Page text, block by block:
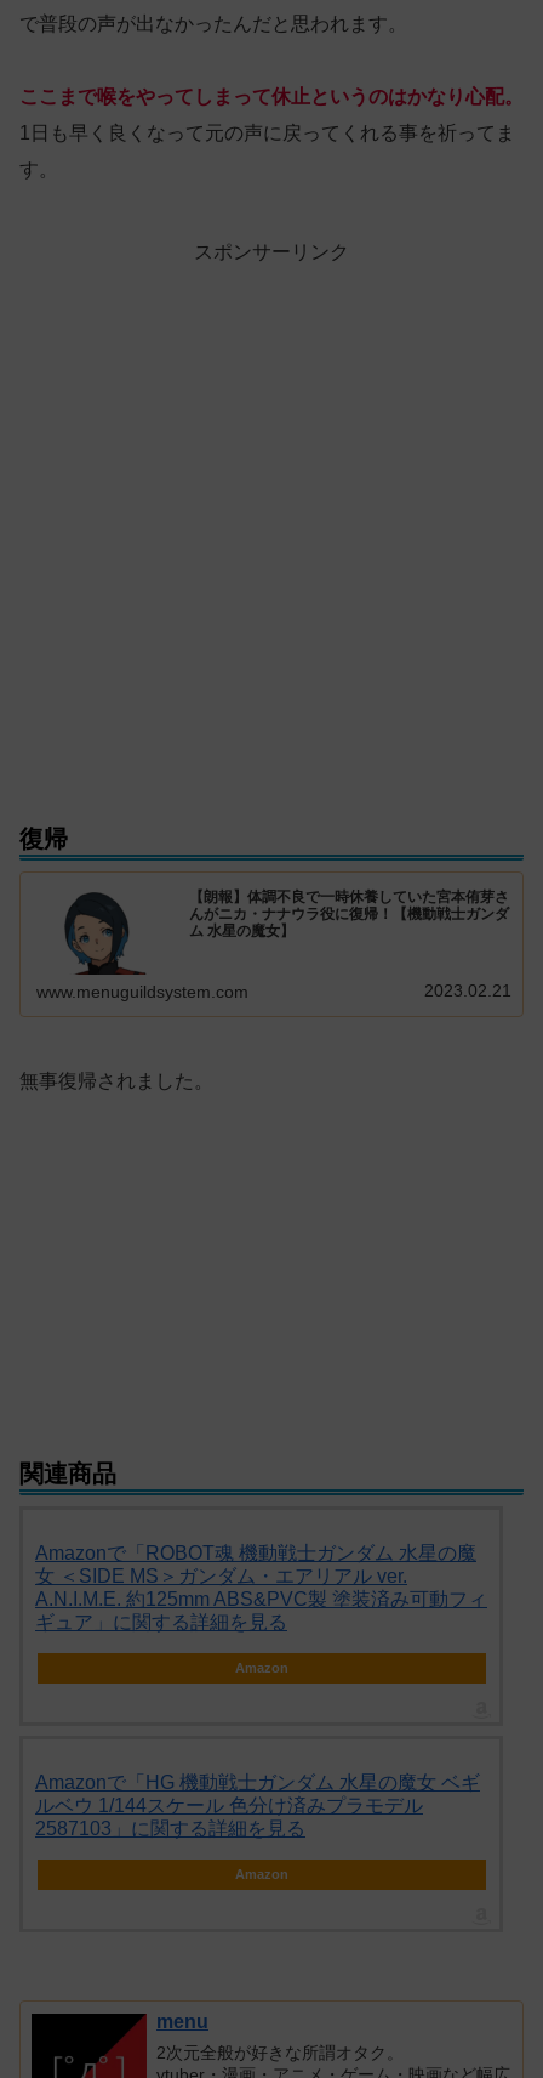
で普段の声が出なかったんだと思われます。
ここまで喉をやってしまって休止というのはかなり心配。
1日も早く良くなって元の声に戻ってくれる事を祈ってま
す。
スポンサーリンク
復帰
【朗報】体調不良で一時休養していた宮本侑芽さ
んがニカ・ナナウラ役に復帰！【機動戦士ガンダ
ム 水星の魔女】
www.menuguildsystem.com 2023.02.21
無事復帰されました。
関連商品
Amazonで「ROBOT魂 機動戦士ガンダム 水星の魔
女 ＜SIDE MS＞ガンダム・エアリアル ver.
A.N.I.M.E. 約125mm ABS&PVC製 塗装済み可動フィ
ギュア」に関する詳細を見る
Amazon
Amazonで「HG 機動戦士ガンダム 水星の魔女 ベギ
ルベウ 1/144スケール 色分け済みプラモデル
2587103」に関する詳細を見る
Amazon
menu
2次元全般が好きな所謂オタク。